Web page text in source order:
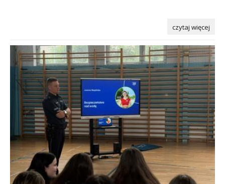
czytaj więcej